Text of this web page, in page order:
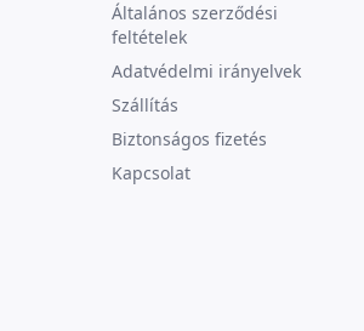
Általános szerződési
feltételek
Adatvédelmi irányelvek
Szállítás
Biztonságos fizetés
Kapcsolat